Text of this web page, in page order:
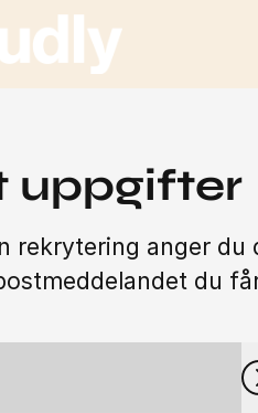
uppgifter
rekrytering anger
du